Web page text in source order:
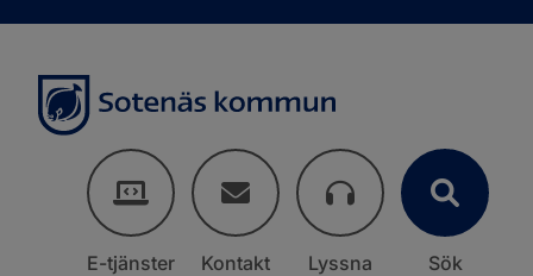
E-tjänster Kontakt Lyssna Sök